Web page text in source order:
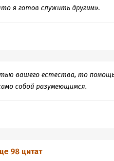
я готов служить другим».
вашего естества, то
собой разумеющимся.
98 цитат